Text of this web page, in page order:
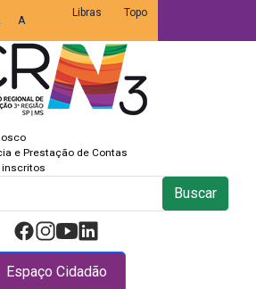
A
Topo
e Prestação de Contas
inscritos
Buscar
Espaço Cidadão